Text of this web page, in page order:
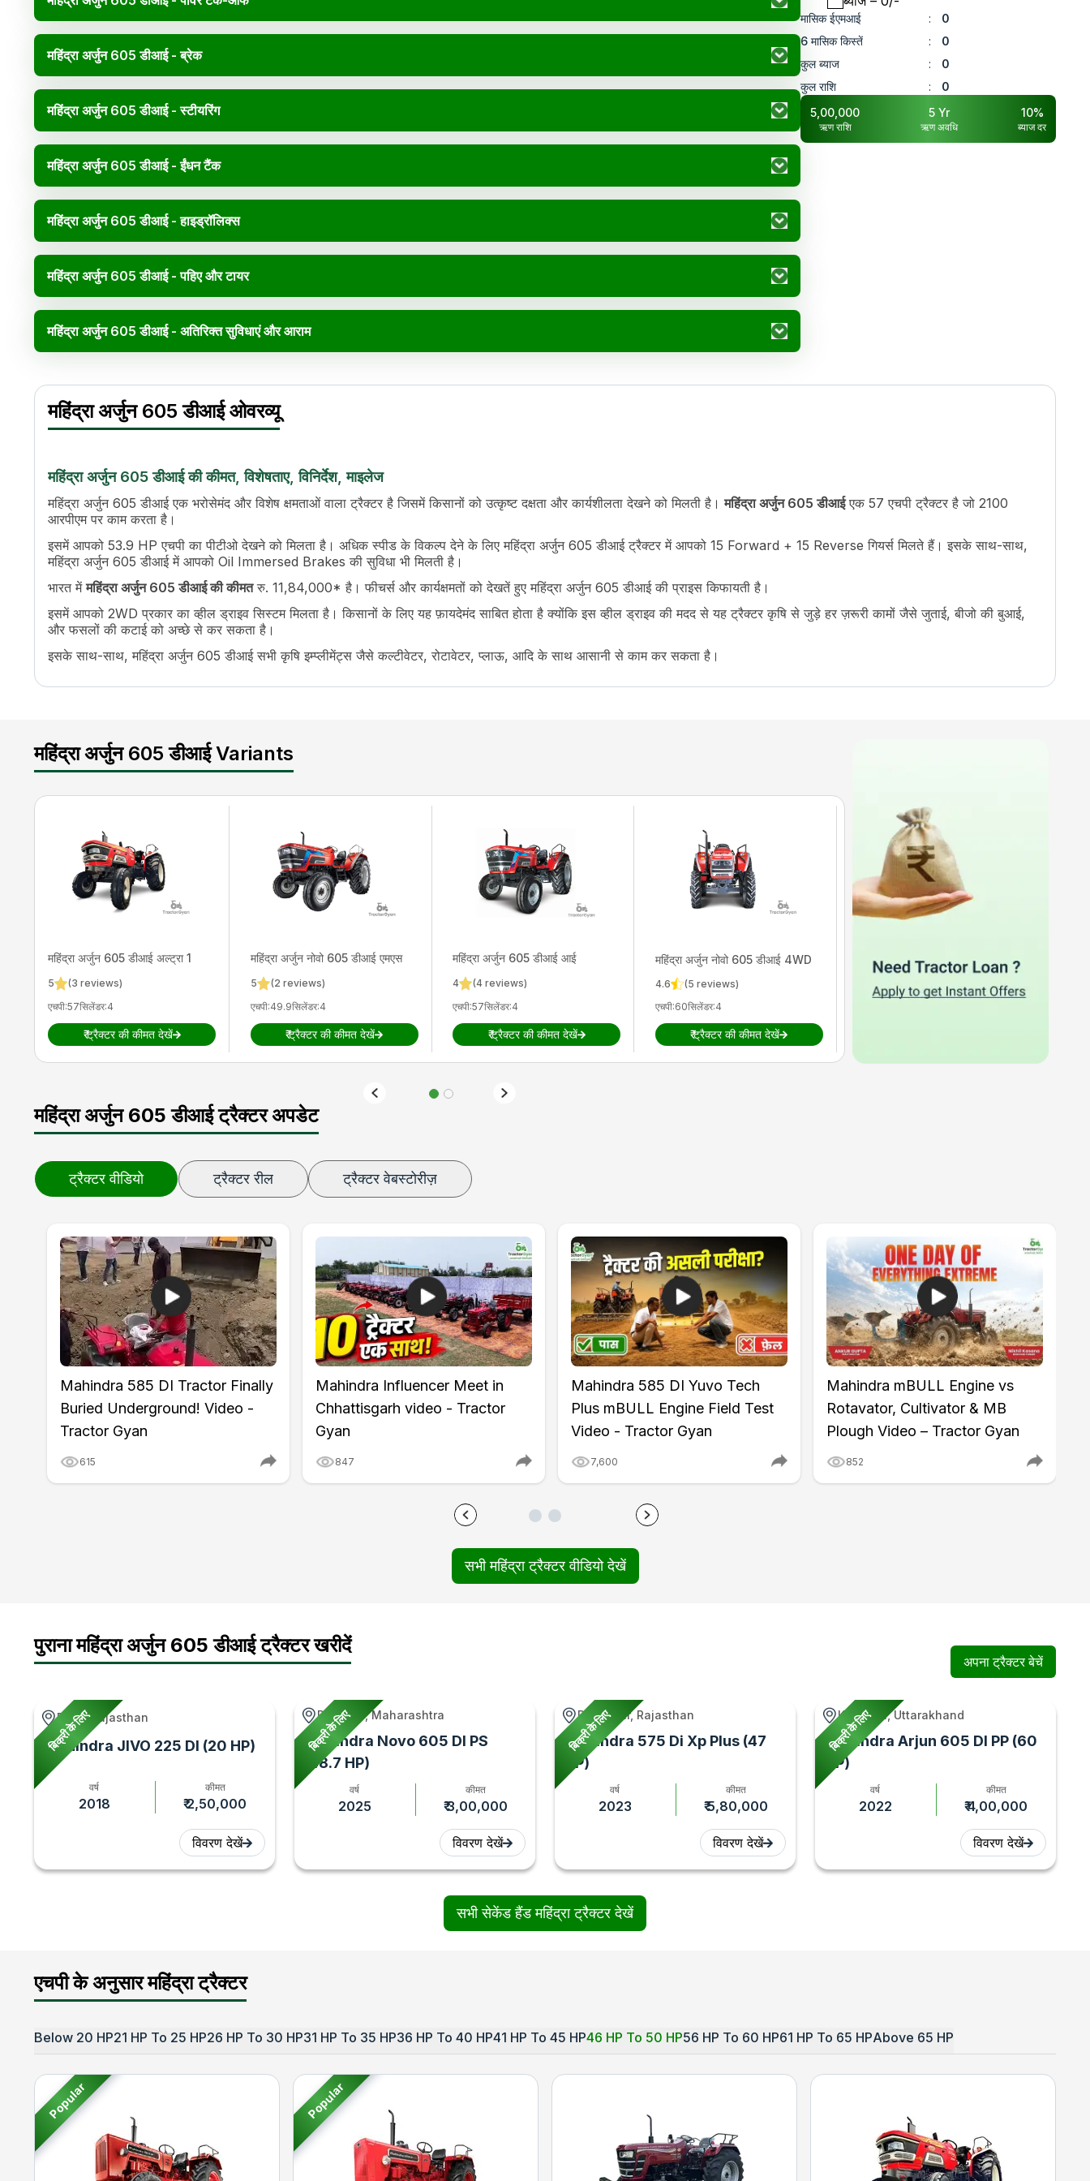
महिंद्रा अर्जुन 605 डीआई - ब्रेक
महिंद्रा अर्जुन 605 डीआई - स्टीयरिंग
महिंद्रा अर्जुन 605 डीआई - ईंधन टैंक
महिंद्रा अर्जुन 605 डीआई - हाइड्रॉलिक्स
महिंद्रा अर्जुन 605 डीआई - पहिए और टायर
महिंद्रा अर्जुन 605 डीआई - अतिरिक्त सुविधाएं और आराम
इंजन का नाम
CRDE Engine, Water Cooled
एचपी
57
सिलेंडर
4
इंजन रेटेड आरपीएम
कूलिंग सिस्टम
Water Cooled
247 Nm
ट्रांसमिशन नाम
Partial Synchro Mesh, Side Shift
गियर की संख्या
15 Forward + 15 Reverse
अधिकतम फॉरवर्ड स्पीड1.7-33.5 kmph
क्लच
SLIPTO
पीटीओ एचपी
53.9 HP
पीटीओ टाइप
Reverse PTO, SLIPTO
पीटीओ स्पीड
540 & 540E (Opt. Rev)
ब्रेक
Oil Immersed Brakes
पंप फ्लो
40 l/min
उठाने की क्षमता
2700 kg
व्हील ड्राइव
मासिक ईएमआई :
0
6 मासिक किस्तें
:
0
कुल ब्याज
:
0
कुल राशि
:
0
5,00,000
ऋण राशि
5Yr
ऋण अवधि
10%
ब्याज दर
महिंद्रा अर्जुन 605 डीआई ओवरव्यू
महिंद्रा अर्जुन 605 डीआई की कीमत, विशेषताए, विनिर्देश, माइलेज
महिंद्रा अर्जुन 605 डीआई एक भरोसेमंद और विशेष क्षमताओं वाला ट्रैक्टर है जिसमें किसानों को उत्कृष्ट दक्षता और कार्यशीलता देखने को मिलती है।महिंद्रा अर्जुन 605 डीआईएक 57 एचपी ट्रैक्टर है जो 2100
आरपीएम पर काम करता है।
इसमें आपको 53.9 HP एचपी का पीटीओ देखने को मिलता है। अधिक स्पीड के विकल्प देने के लिए महिंद्रा अर्जुन 605 डीआई ट्रैक्टर में आपको 15 Forward + 15 Reverse गियर्स मिलते हैं। इसके साथ-साथ,
महिंद्रा अर्जुन 605 डीआई में आपको Oil Immersed Brakes की सुविधा भी मिलती है।
भारत मेंमहिंद्रा अर्जुन 605 डीआई की कीमतरु. 11,84,000* है। फीचर्स और कार्यक्षमतों को देखतें हुए महिंद्रा अर्जुन 605 डीआई की प्राइस किफायती है।
इसमें आपको 2WD प्रकार का व्हील ड्राइव सिस्टम मिलता है। किसानों के लिए यह फ़ायदेमंद साबित होता है क्योंकि इस व्हील ड्राइव की मदद से यह ट्रैक्टर कृषि से जुड़े हर ज़रूरी कामों जैसे जुताई, बीजो की बुआई,
और फसलों की कटाई को अच्छे से कर सकता है।
इसके साथ-साथ, महिंद्रा अर्जुन 605 डीआई सभी कृषि इम्प्लीमेंट्स जैसे कल्टीवेटर, रोटावेटर, प्लाऊ, आदि के साथ आसानी से काम कर सकता है।
महिंद्रा अर्जुन 605 डीआई Variants
महिंद्रा अर्जुन 605 डीआई अल्ट्रा 1
5 (3 reviews)
एचपी:57सिलेंडर:4
₹ट्रैक्टर की कीमत देखें
महिंद्रा अर्जुन नोवो 605 डीआई एमएस
5 (2 reviews)
एचपी:49.9सिलेंडर:4
₹ट्रैक्टर की कीमत देखें
महिंद्रा अर्जुन 605 डीआई आई
4 (4 reviews)
एचपी:57सिलेंडर:4
₹ट्रैक्टर की कीमत देखें
महिंद्रा अर्जुन नोवो 605 डीआई 4WD
4.6 (5 reviews)
एचपी:60सिलेंडर:4
₹ट्रैक्टर की कीमत देखें
(एसी केबिन)
reviews)
महिंद्रा अर्जुन 605 डीआई ट्रैक्टर अपडेट
ट्रैक्टर वीडियो ट्रैक्टर रील ट्रैक्टर वेबस्टोरीज़
Mahindra 585 DI Tractor Finally
Buried Underground! Video -
Tractor Gyan
615
Mahindra Influencer Meet in
Chhattisgarh video - Tractor
Gyan
847
Mahindra 585 DI Yuvo Tech
Plus mBULL Engine Field Test
Video - Tractor Gyan
7,600
Mahindra mBULL Engine vs
Rotavator, Cultivator & MB
Plough Video – Tractor Gyan
852
सभी महिंद्रा ट्रैक्टर वीडियो देखें
पुराना महिंद्रा अर्जुन 605 डीआई ट्रैक्टर खरीदें
अपना ट्रैक्टर बेचें
बिक्री के लिए
Bhim, Rajasthan
Mahindra JIVO 225 DI (20 HP)
वर्ष
2018
कीमत
₹ 2,50,000
विवरण देखें
बिक्री के लिए
Paranda, Maharashtra
Mahindra Novo 605 DI PS
(48.7 HP)
वर्ष
2025
कीमत
₹ 3,00,000
विवरण देखें
बिक्री के लिए
Rawatsar, Rajasthan
Mahindra 575 Di Xp Plus (47
HP)
वर्ष
2023
कीमत
₹ 5,80,000
विवरण देखें
बिक्री के लिए
Kashipur, Uttarakhand
Mahindra Arjun 605 DI PP (60
HP)
वर्ष
2022
कीमत
₹ 4,00,000
विवरण देखें
सभी सेकेंड हैंड महिंद्रा ट्रैक्टर देखें
एचपी के अनुसार महिंद्रा ट्रैक्टर
Below 20 HP21 HP To 25 HP26 HP To 30 HP31 HP To 35 HP36 HP To 40 HP41 HP To 45 HP46 HP To 50 HP56 HP To 60 HP61 HP To 65 HPAbove 65 HP
Popular Popular